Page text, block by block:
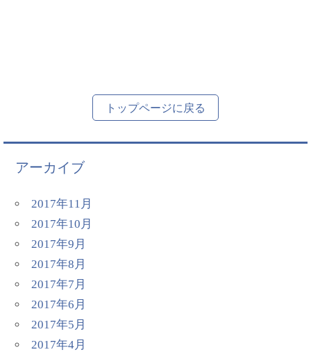
トップページに戻る
アーカイブ
2017年11月
2017年10月
2017年9月
2017年8月
2017年7月
2017年6月
2017年5月
2017年4月